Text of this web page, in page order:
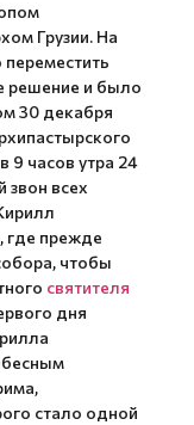
Грузии. На
решение и было
30 декабря
9 часов утра 24
звон всех
где прежде
чтобы
святителя
дня
стало одной